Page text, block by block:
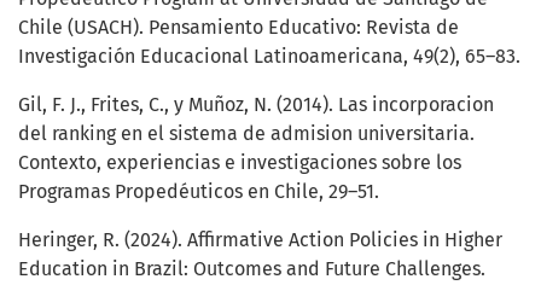
Chile (USACH). Pensamiento Educativo: Revista de
Investigación Educacional Latinoamericana, 49(2), 65–83.
Gil, F. J., Frites, C., y Muñoz, N. (2014). Las incorporacion
del ranking en el sistema de admision universitaria.
Contexto, experiencias e investigaciones sobre los
Programas Propedéuticos en Chile, 29–51.
Heringer, R. (2024). Affirmative Action Policies in Higher
Education in Brazil: Outcomes and Future Challenges.